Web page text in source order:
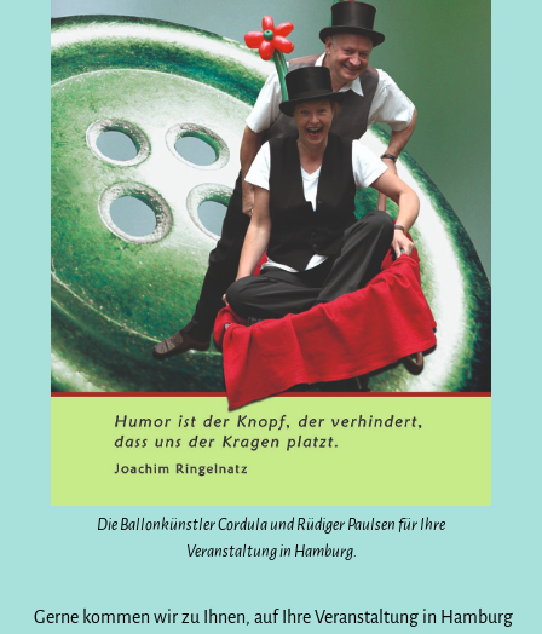
Die Ballonkünstler Cordula und Rüdiger Paulsen für Ihre
Veranstaltung in Hamburg.
Gerne kommen wir zu Ihnen, auf Ihre Veranstaltung in Hamburg